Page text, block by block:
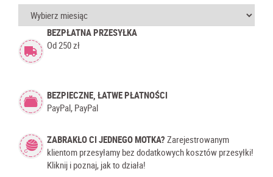
Archiwum
BEZPŁATNA PRZESYŁKA
Od 250 zł
BEZPIECZNE, ŁATWE PŁATNOŚCI
PayPal, PayPal
ZABRAKŁO CI JEDNEGO MOTKA? Zarejestrowanym
klientom przesyłamy bez dodatkowych kosztów przesyłki!
Kliknij i poznaj, jak to działa!